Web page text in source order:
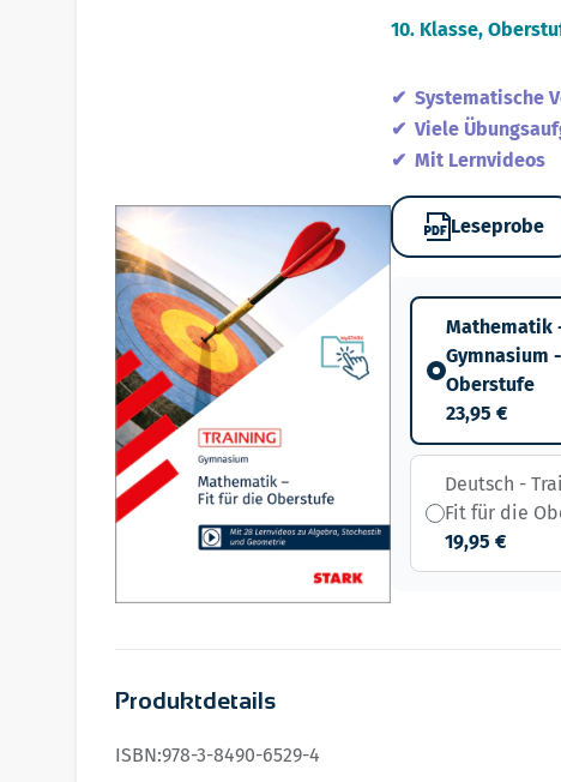
10. Klasse,
Systematische
Viele
Mit Lernvideos
Leseprobe
Mathematik
Gymnasium
Oberstufe
23,95 €
Deutsch -
Fit für die
19,95 €
Produktdetails
ISBN:978-3-8490-6529-4